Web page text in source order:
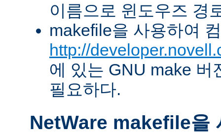
이름으로 윈도우즈 경
makefile을 사용하여
http://
에 있는 GNU make 버
필요하다.
NetWare makefile을